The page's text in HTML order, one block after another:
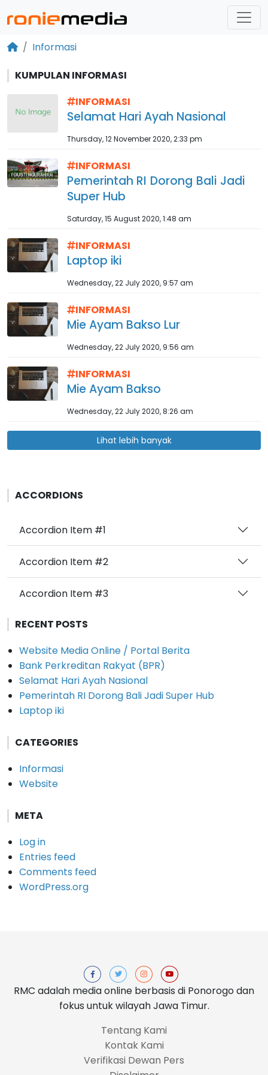
Informasi
KUMPULAN INFORMASI
INFORMASI
Selamat Hari Ayah Nasional
Thursday, 12 November 2020, 2:33 pm
INFORMASI
Pemerintah RI Dorong Bali Jadi
Super Hub
Saturday, 15 August 2020, 1:48 am
INFORMASI
Laptop iki
Wednesday, 22 July 2020, 9:57 am
INFORMASI
Mie Ayam Bakso Lur
Wednesday, 22 July 2020, 9:56 am
INFORMASI
Mie Ayam Bakso
Wednesday, 22 July 2020, 8:26 am
Lihat lebih banyak
ACCORDIONS
Accordion Item #1
Accordion Item #2
Accordion Item #3
RECENT POSTS
Website Media Online / Portal Berita
Bank Perkreditan Rakyat (BPR)
Selamat Hari Ayah Nasional
Pemerintah RI Dorong Bali Jadi Super Hub
Laptop iki
CATEGORIES
Informasi
Website
META
Log in
Entries feed
Comments feed
WordPress.org
RMC adalah media online berbasis di Ponorogo dan
fokus untuk wilayah Jawa Timur.
Tentang Kami
Kontak Kami
Verifikasi Dewan Pers